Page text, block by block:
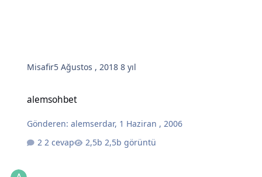
Misafir5 Ağustos , 20188 yıl
alemsohbet
Gönderen:alemserdar, 1 Haziran , 2006
2 cevap
2,5b görüntü